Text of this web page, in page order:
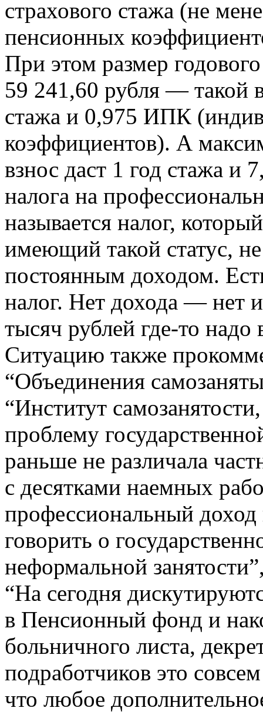
страхового стажа (не
пенсионных
При этом размер
59 241,60 рубля — такой
стажа и 0,975 ИПК
коэффициентов). А
взнос даст 1 год стажа
налога на
называется налог,
имеющий такой статус,
постоянным доходом.
налог. Нет дохода — нет
тысяч рублей где-то надо
Ситуацию также
“Объединения
“Институт
проблему
раньше не различала
с десятками наемных
профессиональный доход
говорить о
неформальной
“На сегодня
в Пенсионный фонд и
больничного листа,
подработчиков это
что любое